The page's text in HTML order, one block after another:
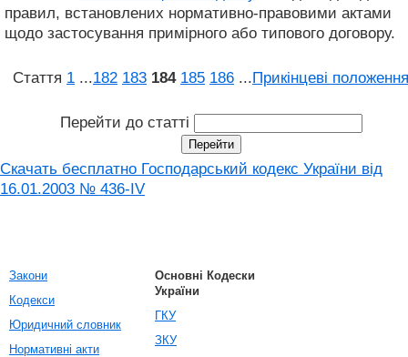
правил, встановлених нормативно-правовими актами
щодо застосування примірного або типового договору.
Стаття 1 ...182 183 184 185 186 ...Прикінцеві положення
Перейти до статті
Скачать бесплатно Господарський кодекс України від
16.01.2003 № 436-IV
Закони
Кодекси
Юридичний словник
Нормативні акти
Основні Кодески
України
ГКУ
ЗКУ